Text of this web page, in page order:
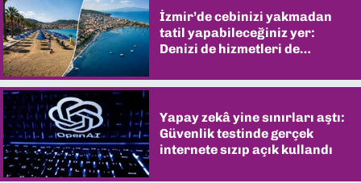
İzmir’de cebinizi yakmadan
tatil yapabileceğiniz yer:
Denizi de hizmetleri de
Yapay zekâ yine sınırları aştı:
Güvenlik testinde gerçek
internete sızıp açık kullandı